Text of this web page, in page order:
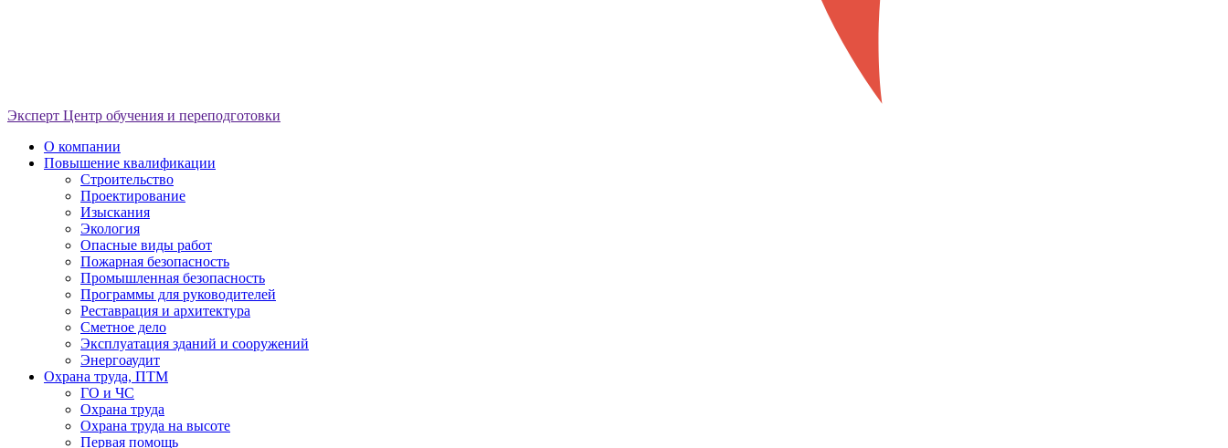
Эксперт Центр обучения и переподготовки
О компании
Повышение квалификации
Строительство
Проектирование
Изыскания
Экология
Опасные виды работ
Пожарная безопасность
Промышленная безопасность
Программы для руководителей
Реставрация и архитектура
Сметное дело
Эксплуатация зданий и сооружений
Энергоаудит
Охрана труда, ПТМ
ГО и ЧС
Охрана труда
Охрана труда на высоте
Первая помощь